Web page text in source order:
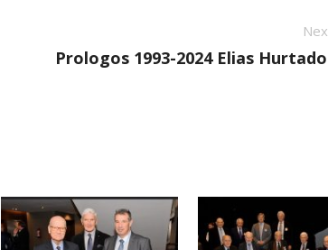
Prologos 1993-2024 Elias